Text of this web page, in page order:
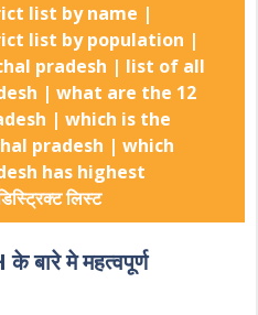
list by name |
list by population |
pradesh | list of all
| what are the 12
| which is the
pradesh | which
has highest
लिस्ट
के बारे मे महत्वपूर्ण